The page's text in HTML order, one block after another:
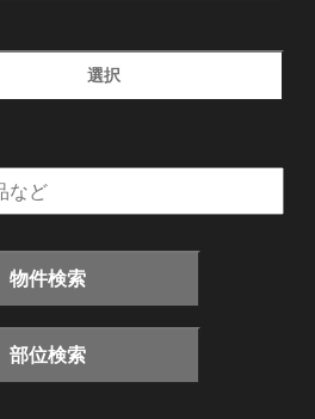
選択
物件検索
部位検索